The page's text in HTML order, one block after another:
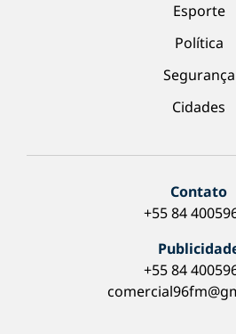
Esporte
Política
Segurança
Cidades
Contato
+55 84
+55 84